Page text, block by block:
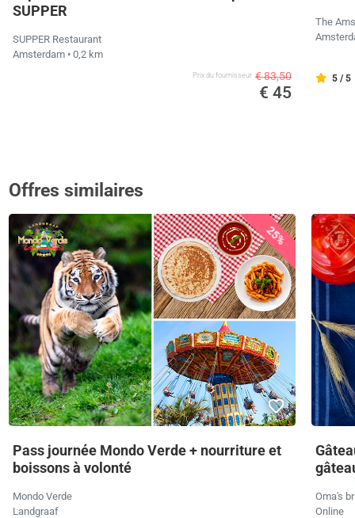
SUPPER
SUPPER Restaurant
Amsterdam • 0,2 km
Prix ​​du fournisseur € 83,50
€ 45
The
5 / 5
Offres similaires
25%
Pass journée Mondo Verde + nourriture et
boissons à volonté
Mondo Verde
Landgraaf
Oma's
Online